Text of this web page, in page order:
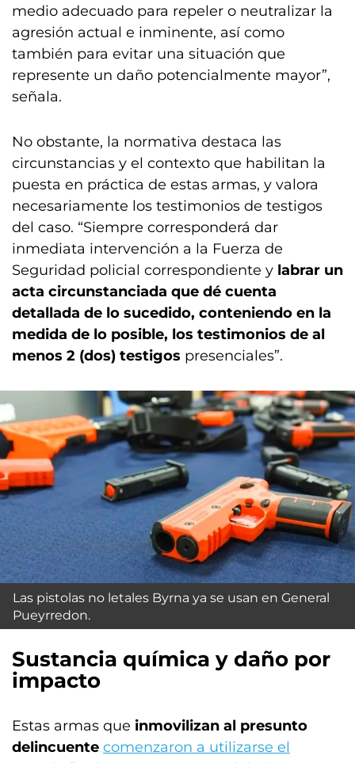
medio adecuado para repeler o neutralizar la
agresión actual e inminente, así como
también para evitar una situación que
represente un daño potencialmente mayor”,
señala.
No obstante, la normativa destaca las
circunstancias y el contexto que habilitan la
puesta en práctica de estas armas, y valora
necesariamente los testimonios de testigos
del caso. “Siempre corresponderá dar
inmediata intervención a la Fuerza de
Seguridad policial correspondiente y labrar un
acta circunstanciada que dé cuenta
detallada de lo sucedido, conteniendo en la
medida de lo posible, los testimonios de al
menos 2 (dos) testigos presenciales”.
Las pistolas no letales Byrna ya se usan en General
Pueyrredon.
Sustancia química y daño por
impacto
Estas armas que inmovilizan al presunto
delincuente comenzaron a utilizarse el